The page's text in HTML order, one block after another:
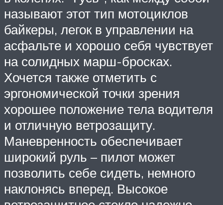
называют этот тип мотоциклов
байкеры, легок в управлении на
асфальте и хорошо себя чувствует
на солидных марш-бросках.
Хочется также отметить с
эргономической точки зрения
хорошее положение тела водителя
и отличную ветрозащиту.
Маневренность обеспечивает
широкий руль – пилот может
позволить себе сидеть, немного
наклонясь вперед. Высокое